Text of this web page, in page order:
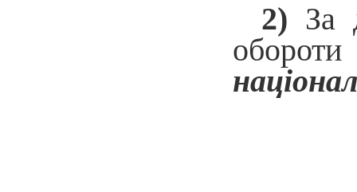
2) За